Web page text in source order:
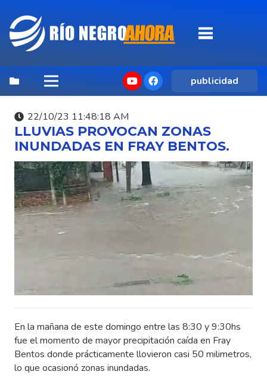
publicidad
22/10/23 11:48:18 AM
LLUVIAS PROVOCAN ZONAS
INUNDADAS EN FRAY BENTOS.
En la mañana de este domingo entre las 8:30 y 9:30hs
fue el momento de mayor precipitación caída en Fray
Bentos donde prácticamente llovieron casi 50 milimetros,
lo que ocasionó zonas inundadas.